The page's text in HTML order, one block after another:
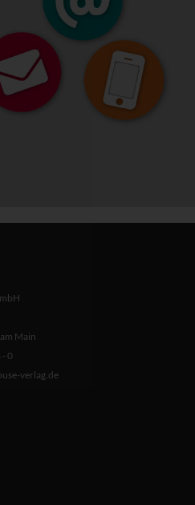
Main
0
verlag.de